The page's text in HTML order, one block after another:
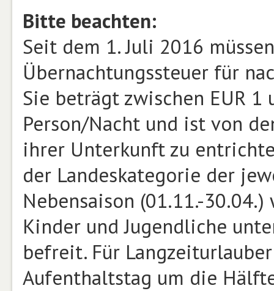
Bitte beachten:
Seit dem 1. Juli 2016
Übernachtungssteuer für
Sie beträgt zwischen EUR 1
Person/Nacht und ist von
ihrer Unterkunft zu
der Landeskategorie der
Nebensaison (01.11.-
Kinder und Jugendliche
befreit. Für
Aufenthaltstag um die